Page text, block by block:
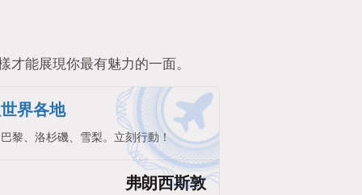
能展現你最有魅力的一面。
界各地
黎、洛杉磯、雪梨。立刻行動！
弗朗西斯敦